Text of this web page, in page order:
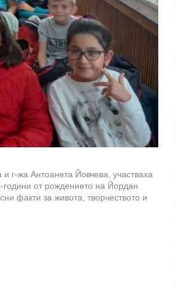
г-жа Антоанета Йовчева, участваха
години от рождението на Йордан
факти за живота, творчеството и